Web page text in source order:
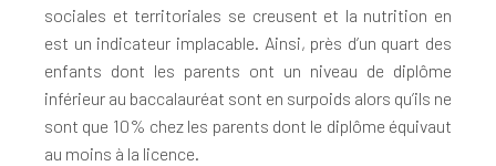
sociales et territoriales se creusent et la nutrition en
est un indicateur implacable. Ainsi, près d’un quart des
enfants dont les parents ont un niveau de diplôme
inférieur au baccalauréat sont en surpoids alors qu’ils ne
sont que 10% chez les parents dont le diplôme équivaut
au moins à la licence.